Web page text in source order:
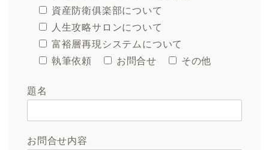
資産防衛俱楽部について
人生攻略サロンについて
富裕層再現システムについて
執筆依頼
お問合せ その他
題名
お問合せ内容